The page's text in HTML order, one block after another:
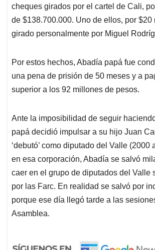
cheques girados por el cartel de Cali,
de $138.700.000. Uno de ellos, por $20
girado personalmente por Miguel
Por estos hechos, Abadía papá fue
una pena de prisión de 50 meses y a
superior a los 92 millones de pesos.
Ante la imposibilidad de seguir
papá decidió impulsar a su hijo Juan
‘debutó’ como diputado del Valle (2000
en esa corporación, Abadía se salvó
caer en el grupo de diputados del Valle
por las Farc. En realidad se salvó por
porque ese día llegó tarde a las
Asamblea.